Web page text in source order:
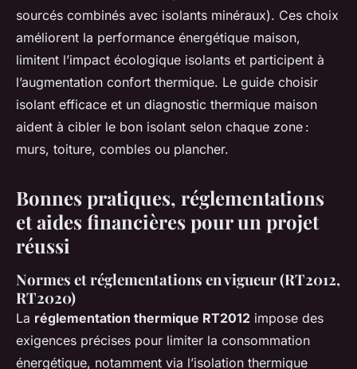
sourcés combinés avec isolants minéraux). Ces choix
améliorent la performance énergétique maison,
limitent l’impact écologique isolants et participent à
l’augmentation confort thermique. Le guide choisir
isolant efficace et un diagnostic thermique maison
aident à cibler le bon isolant selon chaque zone :
murs, toiture, combles ou plancher.
Bonnes pratiques, réglementations
et aides financières pour un projet
réussi
Normes et réglementations en vigueur (RT2012,
RT2020)
La réglementation thermique RT2012 impose des
exigences précises pour limiter la consommation
énergétique, notamment via l’isolation thermique